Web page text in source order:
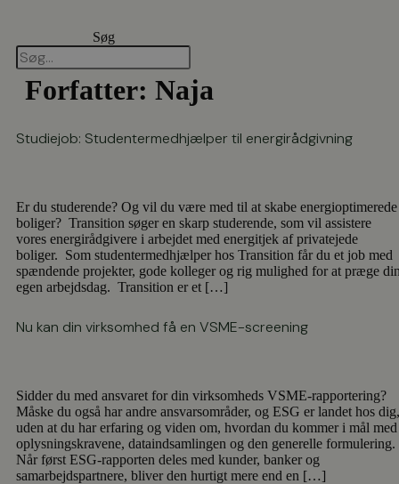
indhold
Søg
Forfatter: Naja
Studiejob: Studentermedhjælper til energirådgivning
Er du studerende? Og vil du være med til at skabe energioptimerede
boliger? Transition søger en skarp studerende, som vil assistere
vores energirådgivere i arbejdet med energitjek af privatejede
boliger. Som studentermedhjælper hos Transition får du et job med
spændende projekter, gode kolleger og rig mulighed for at præge
egen arbejdsdag. Transition er et […]
Nu kan din virksomhed få en VSME-screening
Sidder du med ansvaret for din virksomheds VSME-rapportering?
Måske du også har andre ansvarsområder, og ESG er landet hos dig,
uden at du har erfaring og viden om, hvordan du kommer i mål med
oplysningskravene, dataindsamlingen og den generelle formulering.
Når først ESG-rapporten deles med kunder, banker og
samarbejdspartnere, bliver den hurtigt mere end en […]